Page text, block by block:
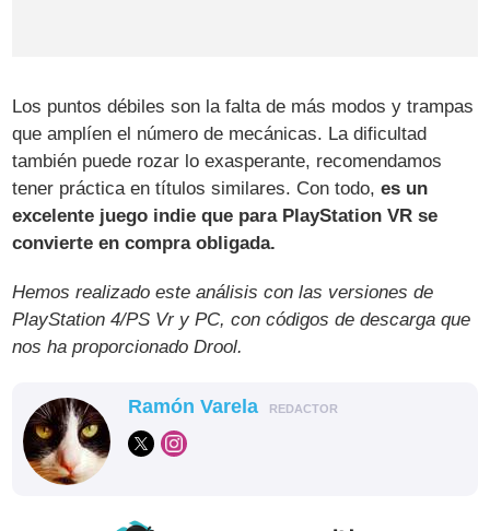
Los puntos débiles son la falta de más modos y trampas
que amplíen el número de mecánicas. La dificultad
también puede rozar lo exasperante, recomendamos
tener práctica en títulos similares. Con todo,es un
excelente juego indie que para PlayStation VR se
convierte en compra obligada.
Hemos realizado este análisis con las versiones de
PlayStation 4/PS Vr y PC, con códigos de descarga que
nos ha proporcionado Drool.
Ramón Varela REDACTOR